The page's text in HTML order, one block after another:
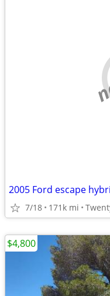
2005 Ford escape
7/18 171k mi
$4,800